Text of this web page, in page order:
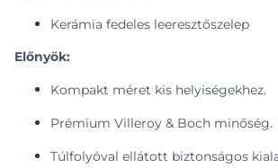
Kerámia fedeles leeresztőszelep
Előnyök:
Kompakt méret kis helyiségekhez.
Prémium Villeroy & Boch minőség.
Túlfolyóval ellátott biztonságos